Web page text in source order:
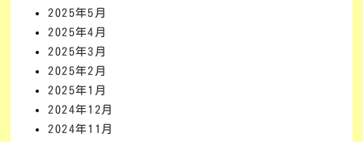
2025年5月
2025年4月
2025年3月
2025年2月
2025年1月
2024年12月
2024年11月